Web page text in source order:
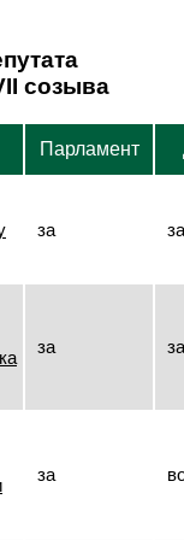
созыва
Парламент
за за
за за
за